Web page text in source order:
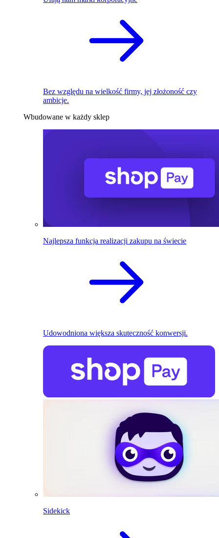
Bez względu na wielkość firmy, jej złożoność czy
ambicje.
Wbudowane w każdy sklep
Najlepsza funkcja realizacji zakupu na świecie
Udowodniona większa skuteczność konwersji.
Sidekick